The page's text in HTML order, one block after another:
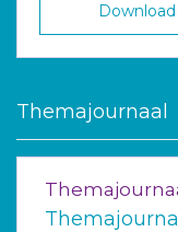
Download
Themajournaal